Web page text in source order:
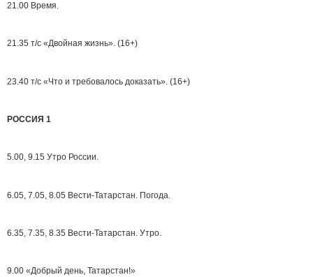
21.00 Время.
21.35 т/с «Двойная жизнь». (16+)
23.40 т/с «Что и требовалось доказать». (16+)
РОССИЯ 1
5.00, 9.15 Утро России.
6.05, 7.05, 8.05 Вести-Татарстан. Погода.
6.35, 7.35, 8.35 Вести-Татарстан. Утро.
9.00 «Добрый день, Татарстан!»